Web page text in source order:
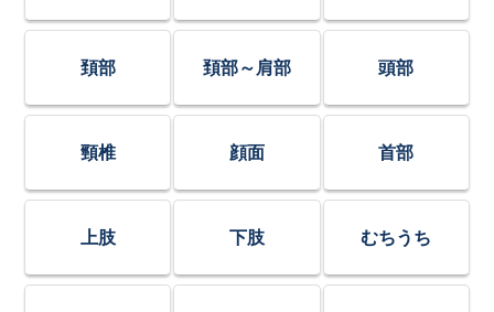
頚部 頚部～肩部 頭部
頸椎 顔面 首部
上肢 下肢 むちうち